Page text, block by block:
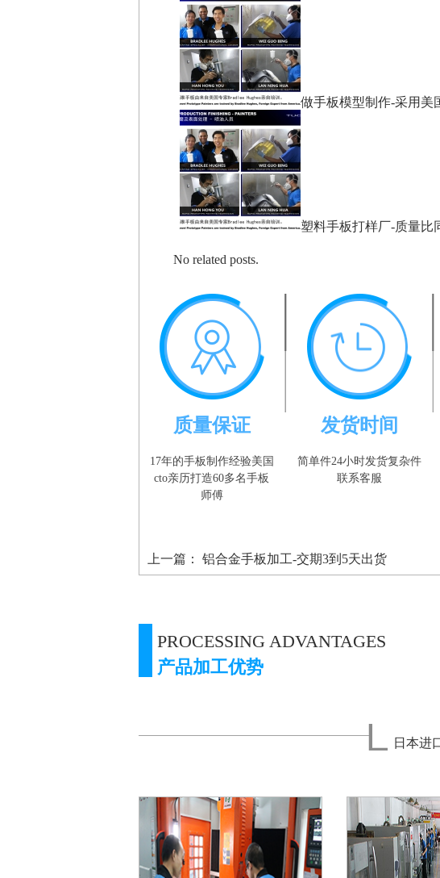
做手板模型制作-采用美
塑料手板打样厂-质量比
No related posts.
质量保证
17年的手板制作经验美国
cto亲历打造60多名手板
师傅
发货时间
简单件24小时发货复杂件
联系客服
上一篇： 铝合金手板加工-交期3到5天出货
产品加工优势
PROCESSING ADVANTAGES
日本进